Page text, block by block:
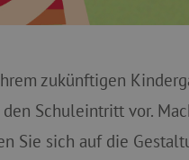
zukünftigen
Schuleintritt vor.
Sie sich auf die